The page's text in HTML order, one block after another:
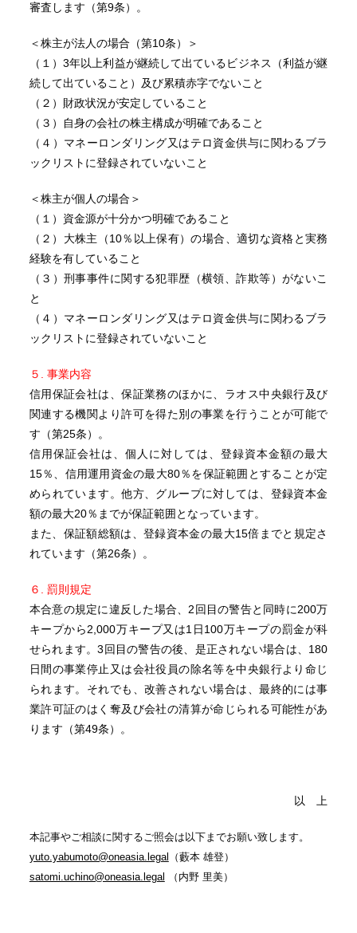
審査します（第9条）。
＜株主が法人の場合（第10条）＞
（１）3年以上利益が継続して出ているビジネス（利益が継
続して出ていること）及び累積赤字でないこと
（２）財政状況が安定していること
（３）自身の会社の株主構成が明確であること
（４）マネーロンダリング又はテロ資金供与に関わるブラ
ックリストに登録されていないこと
＜株主が個人の場合＞
（１）資金源が十分かつ明確であること
（２）大株主（10％以上保有）の場合、適切な資格と実務
経験を有していること
（３）刑事事件に関する犯罪歴（横領、詐欺等）がないこ
と
（４）マネーロンダリング又はテロ資金供与に関わるブラ
ックリストに登録されていないこと
５. 事業内容
信用保証会社は、保証業務のほかに、ラオス中央銀行及び
関連する機関より許可を得た別の事業を行うことが可能で
す（第25条）。
信用保証会社は、個人に対しては、登録資本金額の最大
15％、信用運用資金の最大80％を保証範囲とすることが定
められています。他方、グループに対しては、登録資本金
額の最大20％までが保証範囲となっています。
また、保証額総額は、登録資本金の最大15倍までと規定さ
れています（第26条）。
６. 罰則規定
本合意の規定に違反した場合、2回目の警告と同時に200万
キープから2,000万キープ又は1日100万キープの罰金が科
せられます。3回目の警告の後、是正されない場合は、180
日間の事業停止又は会社役員の除名等を中央銀行より命じ
られます。それでも、改善されない場合は、最終的には事
業許可証のはく奪及び会社の清算が命じられる可能性があ
ります（第49条）。
以 上
本記事やご相談に関するご照会は以下までお願い致します。
yuto.yabumoto@oneasia.legal
（藪本 雄登）
satomi.uchino@oneasia.legal
（内野 里美）